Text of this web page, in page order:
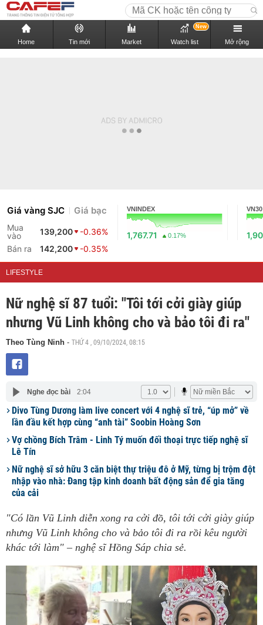
Home Tin mới Market Watch list
New
Mở rộng
Giá vàng SJC Giá bạc
Mua
vào
139,200
-0.36%
Bán ra
142,200 -0.35%
VNINDEX
1,767.71 0.17%
VN30
LIFESTYLE
Nữ nghệ sĩ 87 tuổi: "Tôi tới cởi giày giúp
nhưng Vũ Linh không cho và bảo tôi đi ra"
Theo Tùng Ninh - THỨ 4 , 09/10/2024, 08:15
Nghe đọc bài 2:04
Divo Tùng Dương làm live concert với 4 nghệ sĩ trẻ, “úp mở” về
lần đầu kết hợp cùng “anh tài” Soobin Hoàng Sơn
Vợ chồng Bích Trâm - Linh Tý muốn đối thoại trực tiếp nghệ sĩ
Lê Tín
Nữ nghệ sĩ sở hữu 3 căn biệt thự triệu đô ở Mỹ, từng bị trộm đột
nhập vào nhà: Đang tập kinh doanh bất động sản để gia tăng
của cải
"Có lần Vũ Linh diễn xong ra cởi đồ, tôi tới cởi giày giúp
nhưng Vũ Linh không cho và bảo tôi đi ra rồi kêu người
khác tới làm" – nghệ sĩ Hồng Sáp chia sẻ.